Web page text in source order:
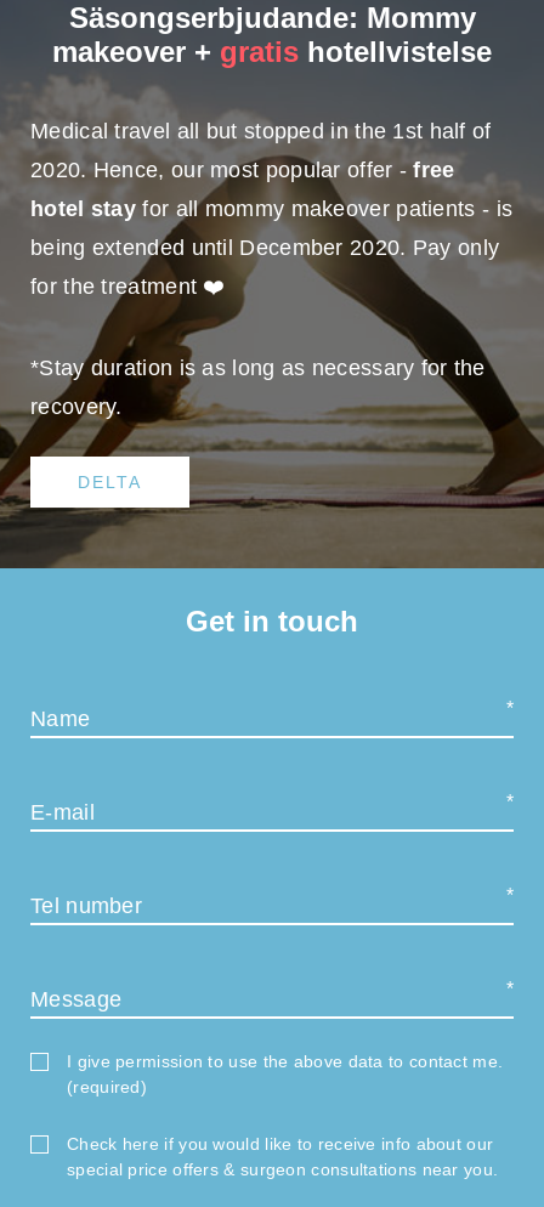
Säsongserbjudande: Mommy
makeover + gratis hotellvistelse
Medical travel all but stopped in the 1st half of
2020. Hence, our most popular offer -free
hotel stay for all mommy makeover patients - is
being extended until December 2020. Pay only
for the treatment ❤️
*Stay duration is as long as necessary for the
recovery.
DELTA
Get in touch
Name
E-mail
Tel number
Message
I give permission to use the above data to contact me.
(required)
Check here if you would like to receive info about our
special price offers & surgeon consultations near you.